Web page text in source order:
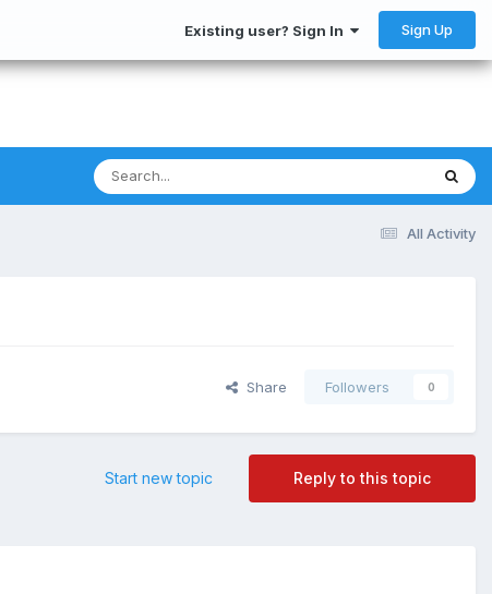
Existing user? Sign In Sign Up
All Activity
Share Followers 0
Reply to this topic
Start new topic